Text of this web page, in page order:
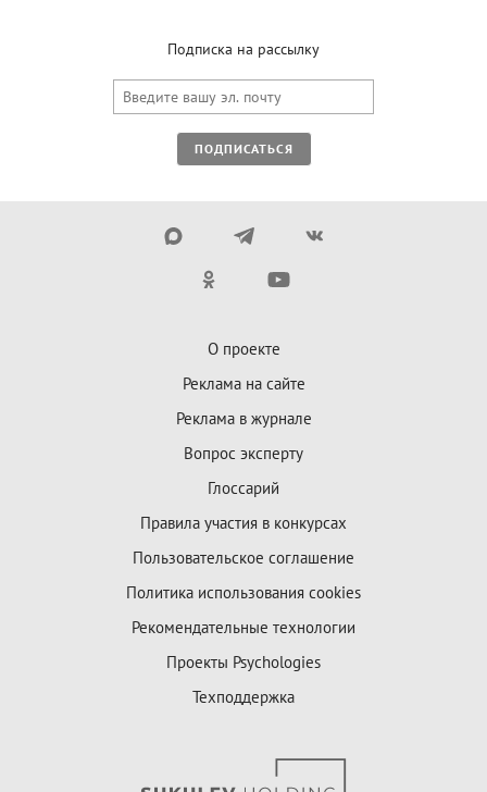
Подписка на рассылку
ПОДПИСАТЬСЯ
О проекте
Реклама на сайте
Реклама в журнале
Вопрос эксперту
Глоссарий
Правила участия в конкурсах
Пользовательское соглашение
Политика использования cookies
Рекомендательные технологии
Проекты Psychologies
Техподдержка